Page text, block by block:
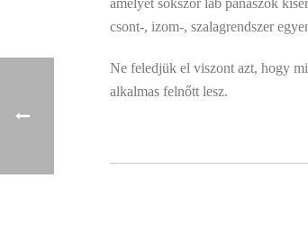
amelyet sokszor láb panaszok
csont-, izom-, szalagrendszer
Ne feledjük el viszont azt, hogy
alkalmas felnőtt lesz.